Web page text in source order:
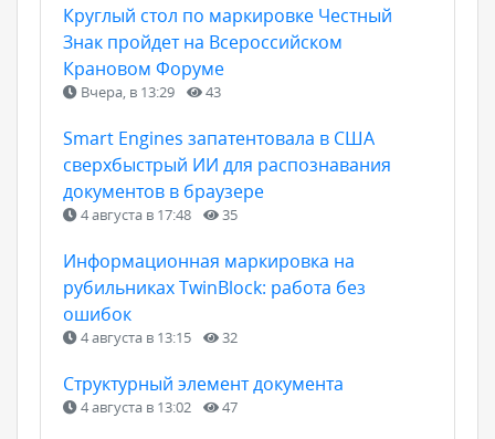
Круглый стол по маркировке Честный
Знак пройдет на Всероссийском
Крановом Форуме
Вчера, в 13:29 43
Smart Engines запатентовала в США
сверхбыстрый ИИ для распознавания
документов в браузере
4 августа в 17:48 35
Информационная маркировка на
рубильниках TwinBlock: работа без
ошибок
4 августа в 13:15 32
Структурный элемент документа
4 августа в 13:02 47